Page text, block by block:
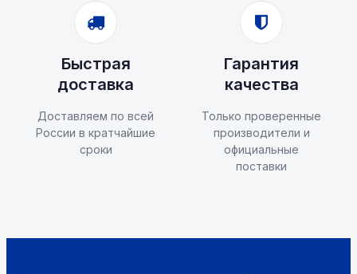
Быстрая
доставка
Доставляем по всей
России в кратчайшие
сроки
Гарантия
качества
Только проверенные
производители и
официальные
поставки